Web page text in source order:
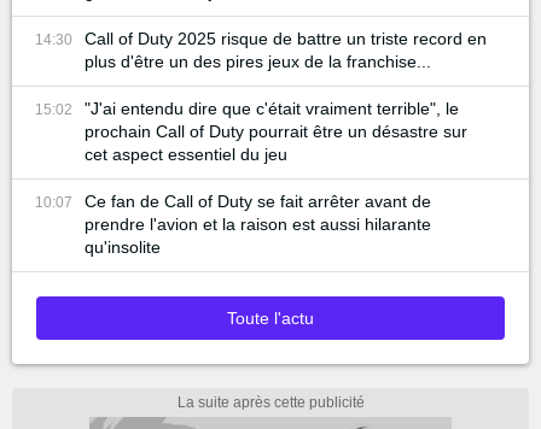
14:30
Call of Duty 2025 risque de battre un triste record en
plus d'être un des pires jeux de la franchise...
15:02
"J'ai entendu dire que c'était vraiment terrible", le
prochain Call of Duty pourrait être un désastre sur
cet aspect essentiel du jeu
10:07
Ce fan de Call of Duty se fait arrêter avant de
prendre l'avion et la raison est aussi hilarante
qu'insolite
Toute l'actu